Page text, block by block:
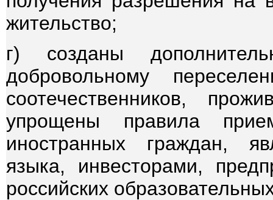
жительство;
г) созданы
добровольному
соотечественников,
упрощены правила
иностранных граждан,
языка, инвесторами,
российских